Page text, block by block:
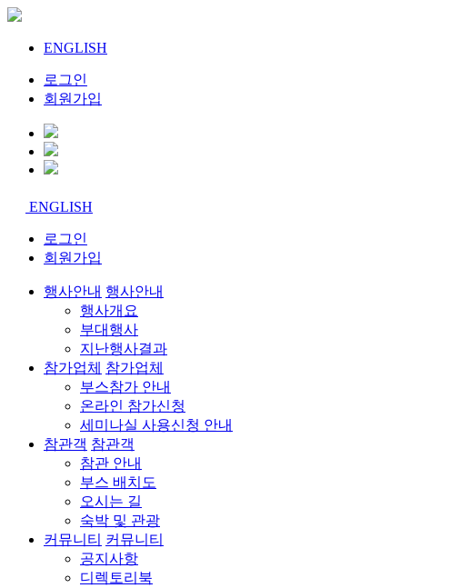
ENGLISH
로그인
회원가입
ENGLISH
로그인
회원가입
행사안내 행사안내
행사개요
부대행사
지난행사결과
참가업체 참가업체
부스참가 안내
온라인 참가신청
세미나실 사용신청 안내
참관객 참관객
참관 안내
부스 배치도
오시는 길
숙박 및 관광
커뮤니티 커뮤니티
공지사항
디렉토리북